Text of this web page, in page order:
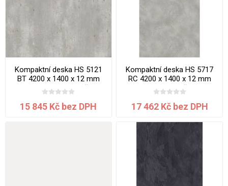
Kompaktní deska HS 5121
BT 4200 x 1400 x 12 mm
Beton Portland jádro černé
15 845 Kč bez DPH
Kompaktní deska HS 5717
RC 4200 x 1400 x 12 mm
Montea jádro černé
17 462 Kč bez DPH